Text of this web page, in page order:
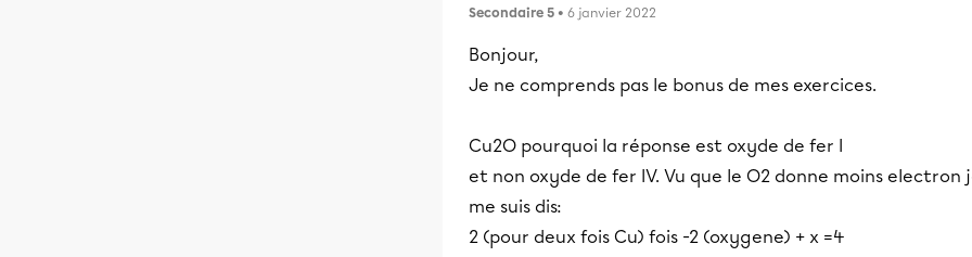
Secondaire 5 • 6 janvier 2022
Bonjour,
Je ne comprends pas le bonus de mes exercices.
Cu2O pourquoi la réponse est oxyde de fer I
et non oxyde de fer IV. Vu que le O2 donne moins electron
me suis dis:
2 (pour deux fois Cu) fois -2 (oxygene) + x =4